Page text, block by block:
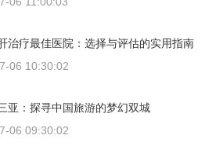
治疗最佳医院：选择与评估的实用指南
06 10:30:02
亚：探寻中国旅游的梦幻双城
06 09:30:02